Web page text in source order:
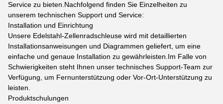
Service zu bieten.Nachfolgend finden Sie Einzelheiten zu
unserem technischen Support und Service:
Installation und Einrichtung
Unsere Edelstahl-Zellenradschleuse wird mit detaillierten
Installationsanweisungen und Diagrammen geliefert, um eine
einfache und genaue Installation zu gewährleisten.Im Falle von
Schwierigkeiten steht Ihnen unser technisches Support-Team zur
Verfügung, um Fernunterstützung oder Vor-Ort-Unterstützung zu
leisten.
Produktschulungen